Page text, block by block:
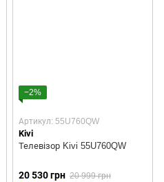
−2%
Артикул: 55U760QW
Kivi
Телевізор Kivi 55U760QW
20 530 грн 20 999 грн